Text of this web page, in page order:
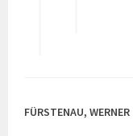
FÜRSTENAU, WERNER